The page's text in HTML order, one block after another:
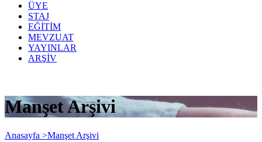
ÜYE
STAJ
EĞİTİM
MEVZUAT
YAYINLAR
ARŞİV
Manşet Arşivi
Anasayfa >Manşet Arşivi